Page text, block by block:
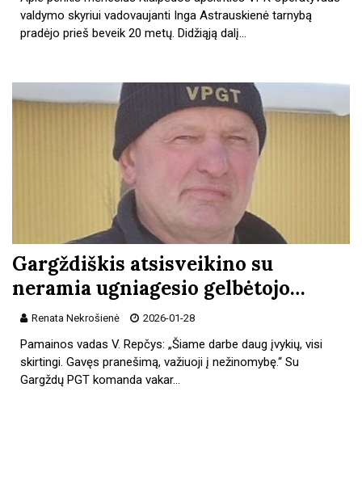
valdymo skyriui vadovaujanti Inga Astrauskienė tarnybą
pradėjo prieš beveik 20 metų. Didžiąją dalį…
Gargždiškis atsisveikino su
neramia ugniagesio gelbėtojo…
Renata Nekrošienė 2026-01-28
Pamainos vadas V. Repčys: „Šiame darbe daug įvykių, visi
skirtingi. Gavęs pranešimą, važiuoji į nežinomybę.“ Su
Gargždų PGT komanda vakar…